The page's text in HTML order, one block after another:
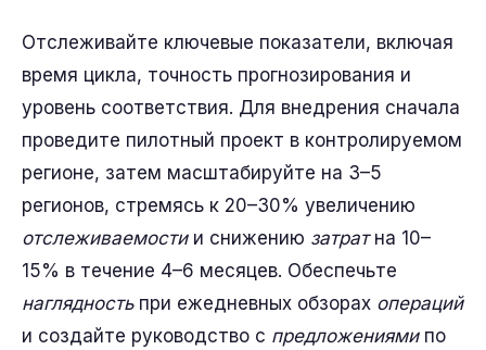
Отслеживайте ключевые показатели, включая
время цикла, точность прогнозирования и
уровень соответствия. Для внедрения сначала
проведите пилотный проект в контролируемом
регионе, затем масштабируйте на 3–5
регионов, стремясь к 20–30% увеличению
отслеживаемостии снижению затратна 10–
15% в течение 4–6 месяцев. Обеспечьте
наглядностьпри ежедневных обзорах операций
и создайте руководство с предложениямипо